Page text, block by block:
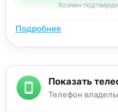
Хозяин
Подробнее
Показать
Телефон